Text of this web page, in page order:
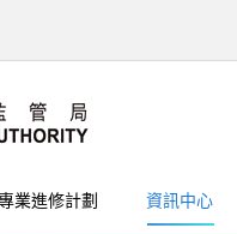
業進修計劃 資訊中心